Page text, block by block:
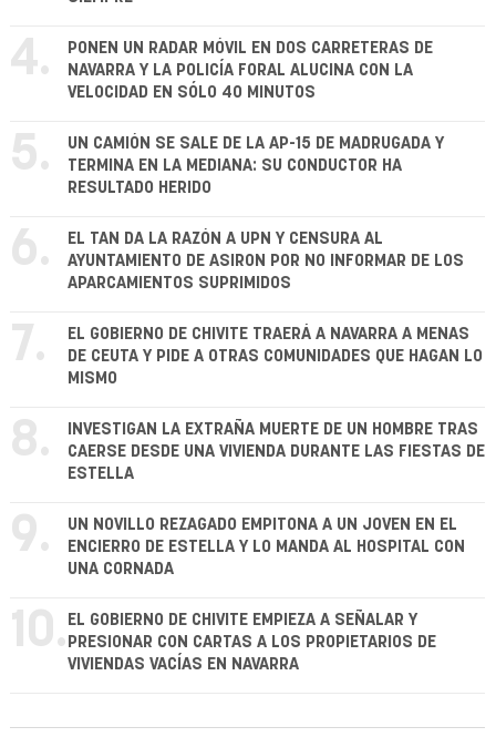
4.
PONEN UN RADAR MÓVIL EN DOS CARRETERAS DE
NAVARRA Y LA POLICÍA FORAL ALUCINA CON LA
VELOCIDAD EN SÓLO 40 MINUTOS
5.
UN CAMIÓN SE SALE DE LA AP-15 DE MADRUGADA Y
TERMINA EN LA MEDIANA: SU CONDUCTOR HA
RESULTADO HERIDO
6.
EL TAN DA LA RAZÓN A UPN Y CENSURA AL
AYUNTAMIENTO DE ASIRON POR NO INFORMAR DE LOS
APARCAMIENTOS SUPRIMIDOS
7.
EL GOBIERNO DE CHIVITE TRAERÁ A NAVARRA A MENAS
DE CEUTA Y PIDE A OTRAS COMUNIDADES QUE HAGAN LO
MISMO
8.
INVESTIGAN LA EXTRAÑA MUERTE DE UN HOMBRE TRAS
CAERSE DESDE UNA VIVIENDA DURANTE LAS FIESTAS DE
ESTELLA
9.
UN NOVILLO REZAGADO EMPITONA A UN JOVEN EN EL
ENCIERRO DE ESTELLA Y LO MANDA AL HOSPITAL CON
UNA CORNADA
10. EL GOBIERNO DE CHIVITE EMPIEZA A SEÑALAR Y
PRESIONAR CON CARTAS A LOS PROPIETARIOS DE
VIVIENDAS VACÍAS EN NAVARRA